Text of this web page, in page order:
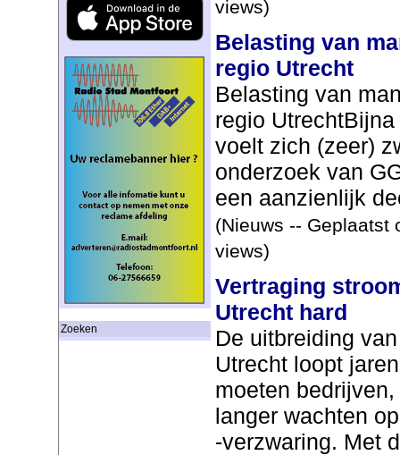
Zoeken
views)
Belasting van
regio Utrecht
Belasting van
regio
voelt zich (zeer)
onderzoek van
een aanzienlijk
(Nieuws -- Geplaatst
views)
Vertraging
Utrecht hard
De uitbreiding
Utrecht loopt
moeten
langer wachten
-verzwaring. Met